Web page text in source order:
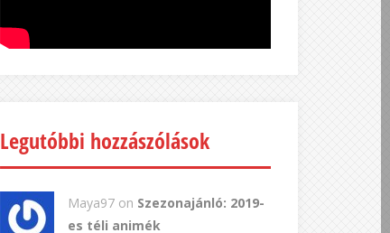
Legutóbbi hozzászólások
Maya97 on Szezonajánló: 2019-
es téli animék